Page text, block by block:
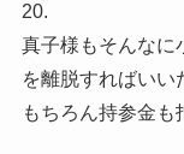
20.
真子様もそんなに
を離脱すればいい
もちろん持参金も